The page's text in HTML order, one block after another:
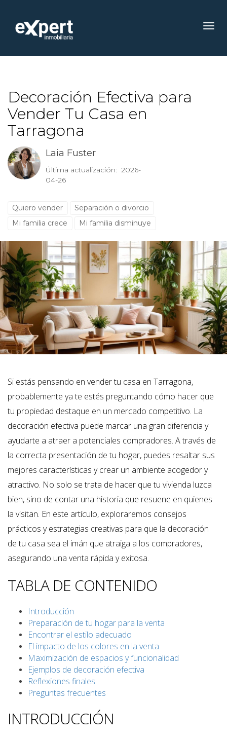
Decoración Efectiva para
Vender Tu Casa en
Tarragona
Laia Fuster
Última actualización: 2026-
04-26
Quiero vender
Separación o divorcio
Mi familia crece
Mi familia disminuye
Si estás pensando en vender tu casa en Tarragona,
probablemente ya te estés preguntando cómo hacer que
tu propiedad destaque en un mercado competitivo. La
decoración efectiva puede marcar una gran diferencia y
ayudarte a atraer a potenciales compradores. A través de
la correcta presentación de tu hogar, puedes resaltar sus
mejores características y crear un ambiente acogedor y
atractivo. No solo se trata de hacer que tu vivienda luzca
bien, sino de contar una historia que resuene en quienes
la visitan. En este artículo, exploraremos consejos
prácticos y estrategias creativas para que la decoración
de tu casa sea el imán que atraiga a los compradores,
asegurando una venta rápida y exitosa.
TABLA DE CONTENIDO
Introducción
Preparación de tu hogar para la venta
Encontrar el estilo adecuado
El impacto de los colores en la venta
Maximización de espacios y funcionalidad
Ejemplos de decoración efectiva
Reflexiones finales
Preguntas frecuentes
INTRODUCCIÓN